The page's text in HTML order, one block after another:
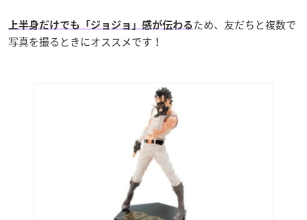
上半身だけでも「ジョジョ」感が伝わる ため、友だちと複数で
写真を撮るときにオススメです！